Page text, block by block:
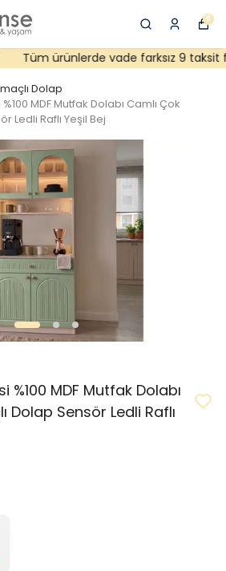
0
Tüm ürünlerde vade farksız 9 taksit
Dolap
MDF Mutfak Dolabı Camlı Çok
Ledli Raflı Yeşil Bej
%100 MDF Mutfak Dolabı
Dolap Sensör Ledli Raflı